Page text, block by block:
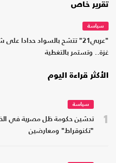
تقرير خاص
سياسة
"عربي21" تتشح بالسواد حدادا
غزة.. وتستمر بالتغطية
الأكثر قراءة اليوم
1
سياسة
تدشين حكومة ظل مصرية في
"تكنوقراط" ومعارضين